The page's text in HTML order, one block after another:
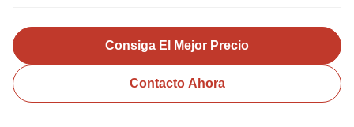
Consiga El Mejor Precio
Contacto Ahora